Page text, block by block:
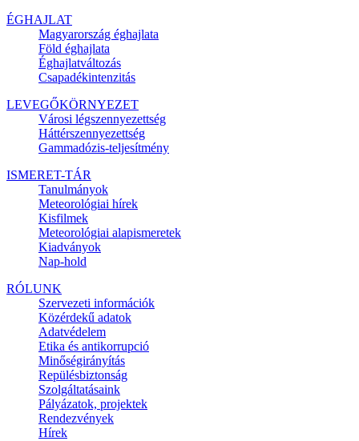
ÉGHAJLAT
Magyarország éghajlata
Föld éghajlata
Éghajlatváltozás
Csapadékintenzitás
LEVEGŐKÖRNYEZET
Városi légszennyezettség
Háttérszennyezettség
Gammadózis-teljesítmény
ISMERET-TÁR
Tanulmányok
Meteorológiai hírek
Kisfilmek
Meteorológiai alapismeretek
Kiadványok
Nap-hold
RÓLUNK
Szervezeti információk
Közérdekű adatok
Adatvédelem
Etika és antikorrupció
Minőségirányítás
Repülésbiztonság
Szolgáltatásaink
Pályázatok, projektek
Rendezvények
Hírek